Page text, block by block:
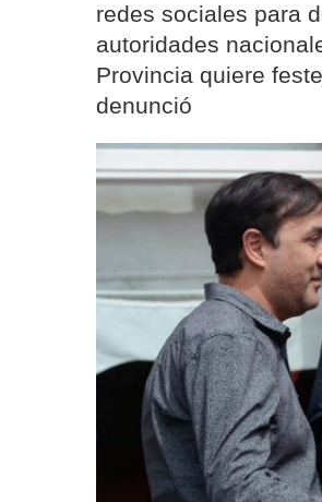
redes sociales para
autoridades
Provincia quiere
denunció